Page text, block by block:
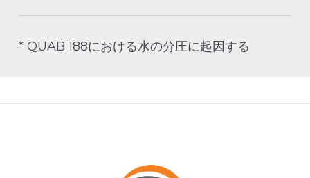
* QUAB 188における水の分圧に起因する